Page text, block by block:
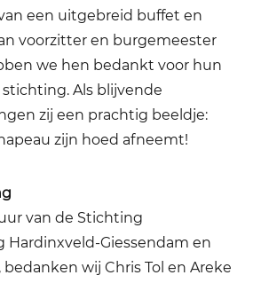
een uitgebreid buffet en
voorzitter en burgemeester
we hen bedankt voor hun
Als blijvende
zij een prachtig beeldje:
zijn hoed afneemt!
van de Stichting
Hardinxveld-Giessendam en
wij Chris Tol en Areke